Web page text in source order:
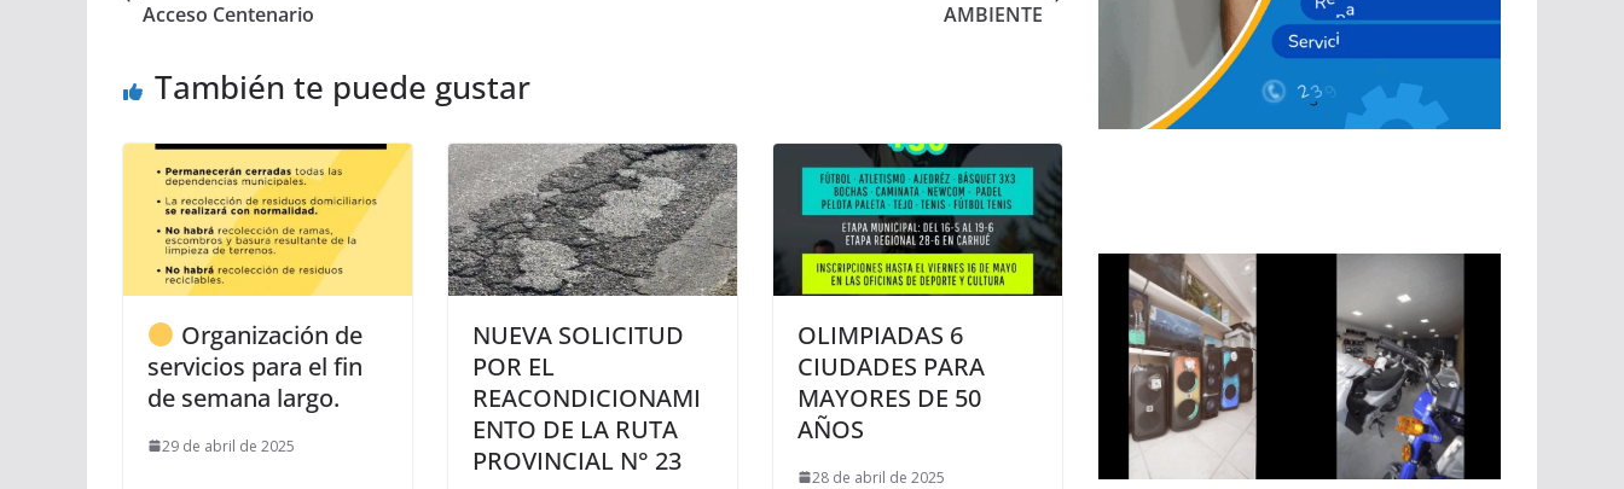
Acceso Centenario
AMBIENTE
También te puede gustar
Organización de
servicios para el fin
de semana largo.
29 de abril de 2025
NUEVA SOLICITUD
POR EL
REACONDICIONAMI
ENTO DE LA RUTA
PROVINCIAL N° 23
OLIMPIADAS 6
CIUDADES PARA
MAYORES DE 50
AÑOS
28 de abril de 2025